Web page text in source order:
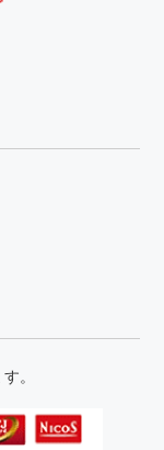
。